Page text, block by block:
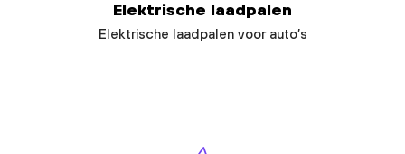
Elektrische laadpalen
Elektrische laadpalen voor auto’s